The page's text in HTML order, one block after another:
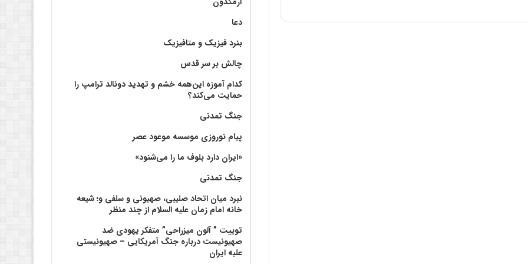
دعا
بنرد فیزیک و متافیزیک
چالش بر سر قدس
کدام آموزه این‌همه خشم و تهدید دونالد ترامپ را
حمایت می‌کند؟
جنگ تمدنی
پیام نوروزی موسسه موعود عصر
«ایران دارد بلوف ما را می‌شنود»
جنگ تمدنی
نبرد میان اتحاد صلیبی، صهیونی و سلفی و؛ شیعه
خانه امام زمان علیه السلام از چند منظر
توییت ” آلون میزراحی” متفکر یهودی ضد
صهیونیست درباره جنگ آمریکایی – صهیونیستی
علیه ایران